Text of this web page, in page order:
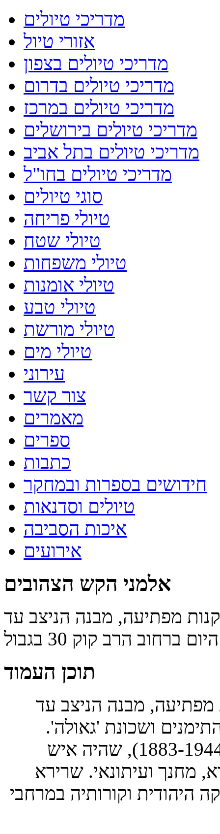
מדריכי טיולים
אזורי טיול
מדריכי טיולים בצפון
מדריכי טיולים בדרום
מדריכי טיולים במרכז
מדריכי טיולים בירושלים
מדריכי טיולים בתל אביב
מדריכי טיולים בחו"ל
סוגי טיולים
טיולי פריחה
טיולי שטח
טיולי משפחות
טיולי אומנות
טיולי טבע
טיולי מורשת
טיולי מים
עירוני
צור קשר
מאמרים
ספרים
כתבות
חידושים בספרות ובמחקר
טיולים וסדנאות
איכות הסביבה
אירועים
אלמני הקש הצהובים
מפתיעה, מבנה הניצב עד
היום ברחוב הרב קוק 30 בגבול
תוכן העמוד
מפתיעה, מבנה הניצב עד
בגבול כרם התימנים ושכונת 'גאולה'.
דמות המפתח הוא שמואל שרירא (1883-1944), שהיה איש
מחנך ועיתונאי. שרירא
היהודית וקורותיה במרחבי